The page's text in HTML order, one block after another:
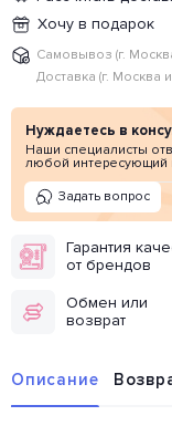
Хочу в подарок
Самовывоз (г.
Доставка (г. Москва
Нуждаетесь в
Наши специалисты
любой интересующий
Задать вопрос
Гарантия
от брендов
Обмен или
возврат
Описание